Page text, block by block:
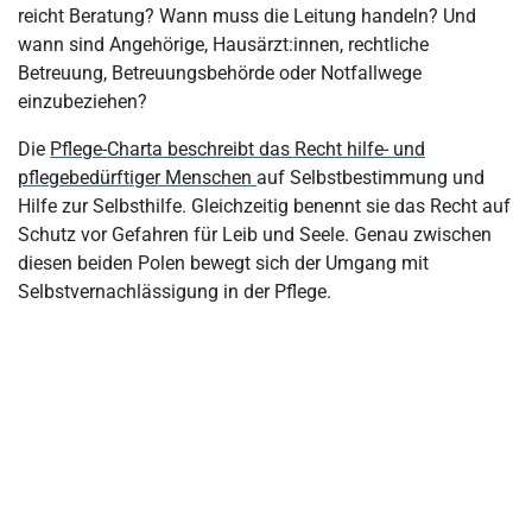
Fazit: Selbstvernachlässigung ist kein Privatproblem, wenn
Pflege gefährdet ist
reicht Beratung? Wann muss die Leitung handeln? Und
wann sind Angehörige, Hausärzt:innen, rechtliche
Betreuung, Betreuungsbehörde oder Notfallwege
einzubeziehen?
Die Pflege-Charta beschreibt das Recht hilfe- und
pflegebedürftiger Menschen auf Selbstbestimmung und
Hilfe zur Selbsthilfe. Gleichzeitig benennt sie das Recht auf
Schutz vor Gefahren für Leib und Seele. Genau zwischen
diesen beiden Polen bewegt sich der Umgang mit
Selbstvernachlässigung in der Pflege.